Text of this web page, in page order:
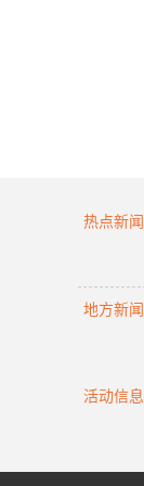
热点新闻
地方新闻
活动信息